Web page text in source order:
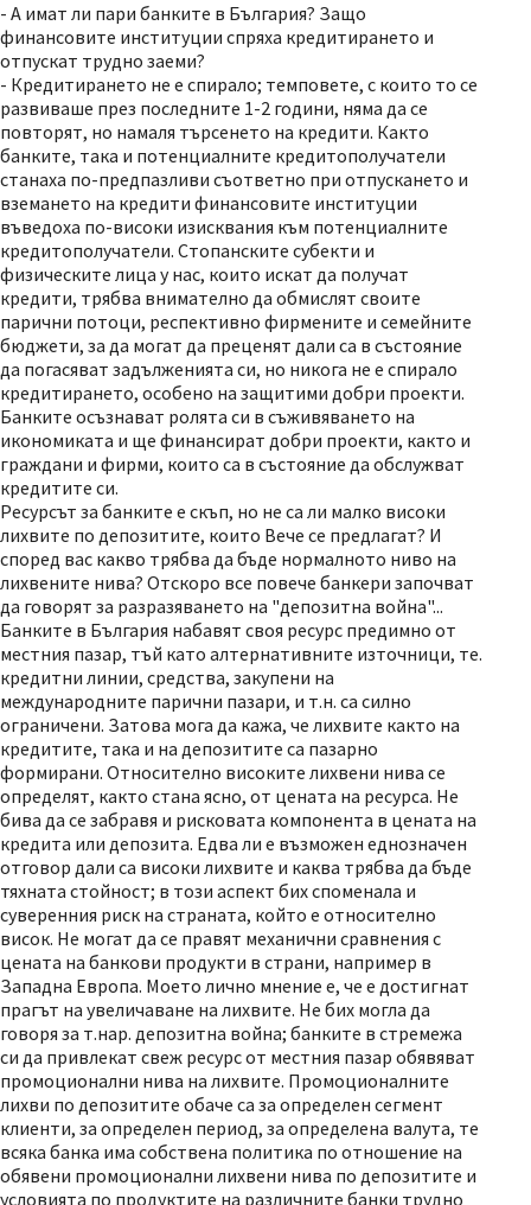
- А имат ли пари банките в България? Защо
финансовите институции спряха кредитирането и
отпускат трудно заеми?
- Кредитирането не е спирало; темповете, с които то се
развиваше през последните 1-2 години, няма да се
повторят, но намаля търсенето на кредити. Както
банките, така и потенциалните кредитополучатели
станаха по-предпазливи съответно при отпускането и
вземането на кредити финансовите институции
въведоха по-високи изисквания към потенциалните
кредитополучатели. Стопанските субекти и
физическите лица у нас, които искат да получат
кредити, трябва внимателно да обмислят своите
парични потоци, респективно фирмените и семейните
бюджети, за да могат да преценят дали са в състояние
да погасяват задълженията си, но никога не е спирало
кредитирането, особено на защитими добри проекти.
Банките осъзнават ролята си в съживяването на
икономиката и ще финансират добри проекти, както и
граждани и фирми, които са в състояние да обслужват
кредитите си.
Ресурсът за банките е скъп, но не са ли малко високи
лихвите по депозитите, които Вече се предлагат? И
според вас какво трябва да бъде нормалното ниво на
лихвените нива? Отскоро все повече банкери започват
да говорят за разразяването на "депозитна война"...
Банките в България набавят своя ресурс предимно от
местния пазар, тъй като алтернативните източници, те.
кредитни линии, средства, закупени на
международните парични пазари, и т.н. са силно
ограничени. Затова мога да кажа, че лихвите както на
кредитите, така и на депозитите са пазарно
формирани. Относително високите лихвени нива се
определят, както стана ясно, от цената на ресурса. Не
бива да се забравя и рисковата компонента в цената на
кредита или депозита. Едва ли е възможен еднозначен
отговор дали са високи лихвите и каква трябва да бъде
тяхната стойност; в този аспект бих споменала и
суверенния риск на страната, който е относително
висок. Не могат да се правят механични сравнения с
цената на банкови продукти в страни, например в
Западна Европа. Моето лично мнение е, че е достигнат
прагът на увеличаване на лихвите. Не бих могла да
говоря за т.нар. депозитна война; банките в стремежа
си да привлекат свеж ресурс от местния пазар обявяват
промоционални нива на лихвите. Промоционалните
лихви по депозитите обаче са за определен сегмент
клиенти, за определен период, за определена валута, те
всяка банка има собствена политика по отношение на
обявени промоционални лихвени нива по депозитите и
условията по продуктите на различните банки трудно